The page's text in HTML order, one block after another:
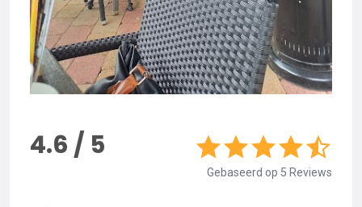
4.6 / 5
Gebaseerd op 5 Reviews